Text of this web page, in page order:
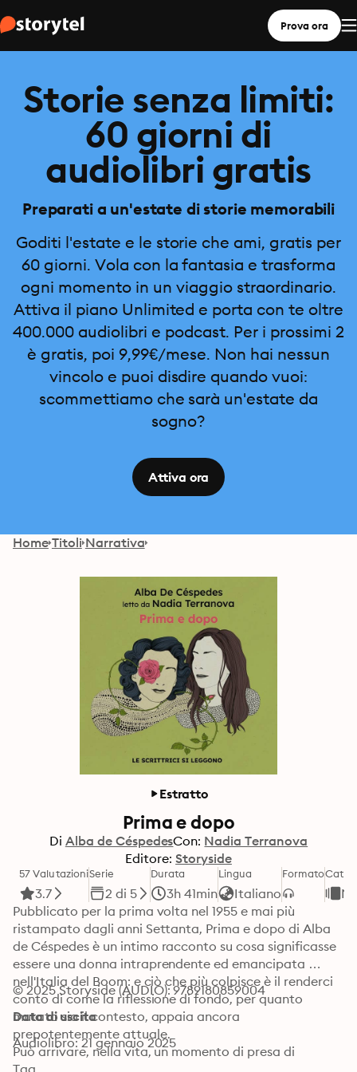
Prova ora
Storie senza limiti:
60 giorni di
audiolibri gratis
Preparati a un'estate di storie memorabili
Goditi l'estate e le storie che ami, gratis per
60 giorni. Vola con la fantasia e trasforma
ogni momento in un viaggio straordinario.
Attiva il piano Unlimited e porta con te oltre
400.000 audiolibri e podcast. Per i prossimi 2
è gratis, poi 9,99€/mese. Non hai nessun
vincolo e puoi disdire quando vuoi:
scommettiamo che sarà un'estate da
sogno?
Attiva ora
Home Titoli Narrativa
Estratto
Prima e dopo
Di Alba de CéspedesCon: Nadia Terranova
Editore: Storyside
57 Valutazioni
3.7
Serie
2 di 5
Durata
3h 41min
Lingua
Italiano
Formato
Pubblicato per la prima volta nel 1955 e mai più
ristampato dagli anni Settanta, Prima e dopo di Alba
de Céspedes è un intimo racconto su cosa significasse
essere una donna intraprendente ed emancipata
nell'Italia del Boom: e ciò che più colpisce è il renderci
conto di come la riflessione di fondo, per quanto
mutato sia il contesto, appaia ancora
prepotentemente attuale.
Può arrivare, nella vita, un momento di presa di
coscienza che diventa uno spartiacque definitivo fra il
© 2025 Storyside (AUDIO): 9789180859004
Data di uscita
Audiolibro: 21 gennaio 2025
Tag